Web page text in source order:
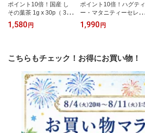
ポイント10倍！国産 し
その葉茶 1g x 30p（ 30g
ティーバッグ ）ほんぢ園
＜ しそ茶 赤しそ茶 赤紫
イン カフェインレス 健
康茶 和のハーブティー
食品添加物不使用 栽培期
間中農薬不使用 送料無料
p10 ＞ ／セ／ ● NEW 10
1,580 円
ポイント10倍！ハグティ
ー・マタニティーセレク
ト 1.6g x 30p（ 48g ティ
ーバッグ ） ほんぢ園 ＜
マ マタニティー ブレン
ド茶 タンポポ茶 ルイボ
ス ローズヒップ 香料 保
存料 不使用 p10 ＞ ／セ
／ ● NEW 100c
1,990 円
こちらもチェック！お得にお買い物！